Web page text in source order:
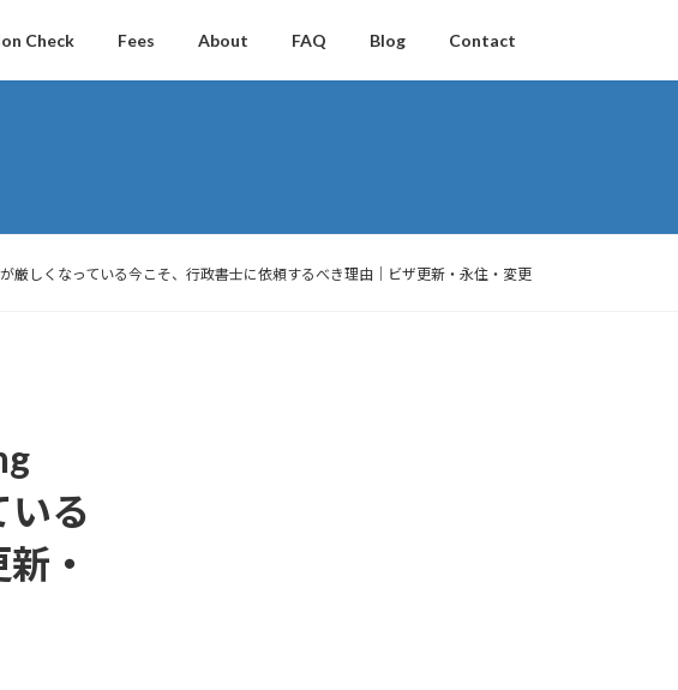
Check Fees About FAQ Blog Contact
厳しくなっている今こそ、行政書士に依頼するべき理由｜ビザ更新・永住・変更
る
・